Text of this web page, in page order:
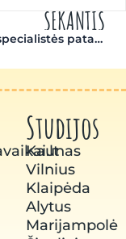
SEKANTIS
Išsamūs specialistės patarimai, kaip lavinti kūdikius nuo gimimo
Studijos
Kaunas
Vilnius
Klaipėda
Alytus
Marijampolė